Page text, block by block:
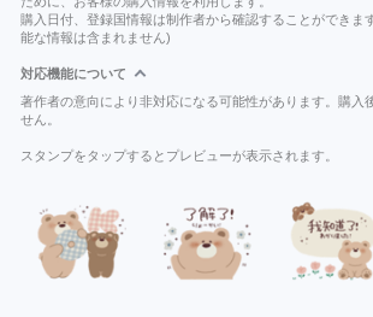
購入日付、登録国情報は制作者から確認することができま
能な情報は含まれません)
対応機能について
著作者の意向により非対応になる可能性があります。購入
せん。
スタンプをタップするとプレビューが表示されます。